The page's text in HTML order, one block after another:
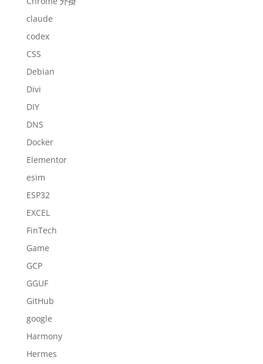
claude
codex
CSS
Debian
Divi
DIY
DNS
Docker
Elementor
esim
ESP32
EXCEL
FinTech
Game
GCP
GGUF
GitHub
google
Harmony
Hermes